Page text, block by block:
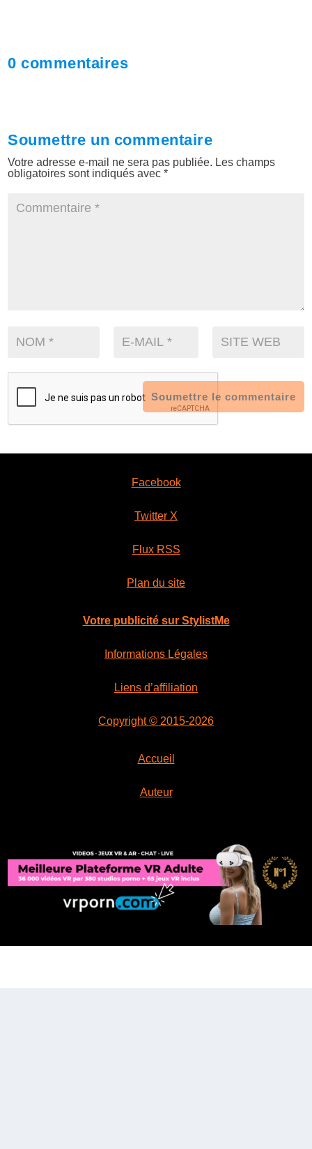
0 commentaires
Soumettre un commentaire
Votre adresse e-mail ne sera pas publiée. Les champs
obligatoires sont indiqués avec*
Soumettre le commentaire
Facebook
Twitter X
Flux RSS
Plan du site
Votre publicité sur StylistMe
Informations Légales
Liens d’affiliation
Copyright © 2015-2026
Accueil
Auteur